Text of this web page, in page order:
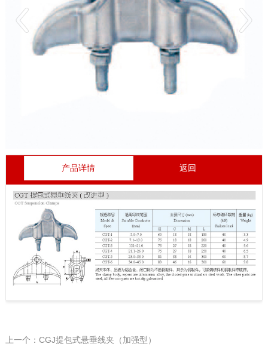
产品详情 返回
上一个：CGJ提包式悬垂线夹（加强型）